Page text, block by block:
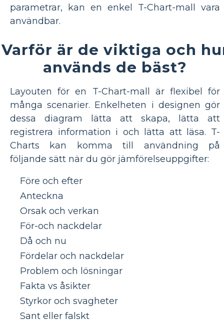
parametrar, kan en enkel T-Chart-mall vara
användbar.
Varför är de viktiga och
används de bäst?
Layouten för en T-Chart-mall är flexibel för
många scenarier. Enkelheten i designen gör
dessa diagram lätta att skapa, lätta att
registrera information i och lätta att läsa. T-
Charts kan komma till användning på
följande sätt när du gör jämförelseuppgifter:
Före och efter
Anteckna
Orsak och verkan
För-och nackdelar
Då och nu
Fördelar och nackdelar
Problem och lösningar
Fakta vs åsikter
Styrkor och svagheter
Sant eller falskt